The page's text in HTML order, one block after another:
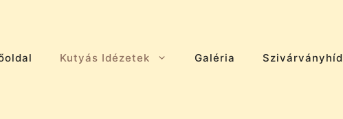
Kutyás Idézetek Galéria Szivárványhíd